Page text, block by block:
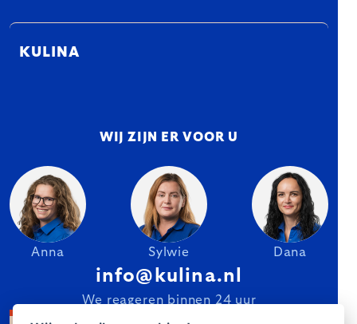
KULINA
WIJ ZIJN ER VOOR U
Anna Sylwie Dana
info@kulina.nl
We reageren binnen 24 uur